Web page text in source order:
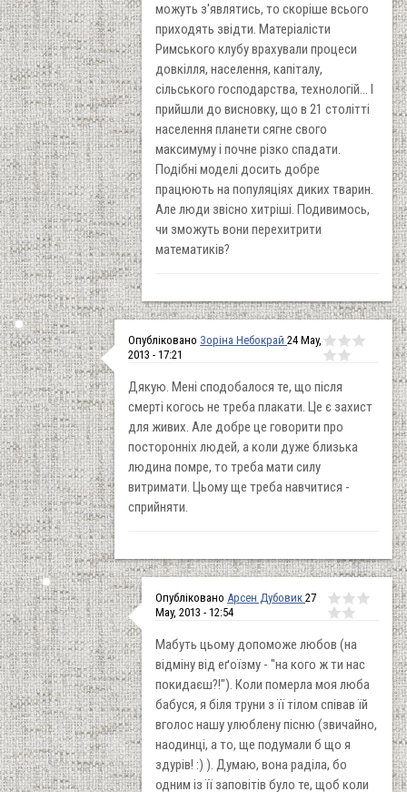
можуть з'являтись, то скоріше всього
приходять звідти. Матеріалісти
Римського клубу врахували процеси
довкілля, населення, капіталу,
сільського господарства, технологій... І
прийшли до висновку, що в 21 столітті
населення планети сягне свого
максимуму і почне різко спадати.
Подібні моделі досить добре
працюють на популяціях диких тварин.
Але люди звісно хитріші. Подивимось,
чи зможуть вони перехитрити
математиків?
Опубліковано Зоріна Небокрай 24 May,
2013 - 17:21
Дякую. Мені сподобалося те, що після
смерті когось не треба плакати. Це є захист
для живих. Але добре це говорити про
посторонніх людей, а коли дуже близька
людина помре, то треба мати силу
витримати. Цьому ще треба навчитися -
сприйняти.
Опубліковано Арсен Дубовик 27
May, 2013 - 12:54
Мабуть цьому допоможе любов (на
відміну від еґоїзму - "на кого ж ти нас
покидаєш?!"). Коли померла моя люба
бабуся, я біля труни з її тілом співав їй
вголос нашу улюблену пісню (звичайно,
наодинці, а то, ще подумали б що я
здурів! :) ). Думаю, вона раділа, бо
одним із її заповітів було те, щоб коли